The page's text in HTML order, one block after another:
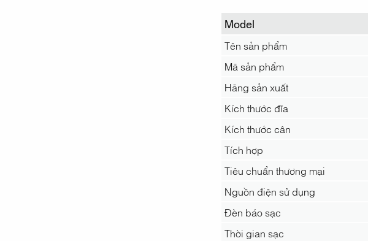
Model
Tên sản phẩm
Mã sản phẩm
Hãng sản xuất
Kích thước đĩa
Kích thước cân
Tích hợp
Tiêu chuẩn thương mại
Nguồn điện sử dụng
Đèn báo sạc
Thời gian sạc